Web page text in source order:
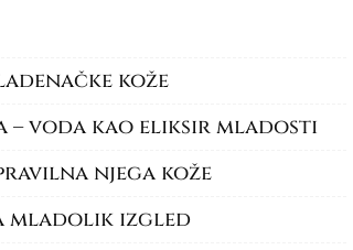
kože
voda kao eliksir mladosti
njega kože
mladolik izgled